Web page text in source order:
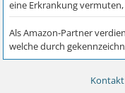
Kontakt